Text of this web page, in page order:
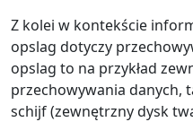
Z kolei w kontekście
opslag dotyczy
opslag to na przykład
przechowywania danych,
schijf (zewnętrzny dysk